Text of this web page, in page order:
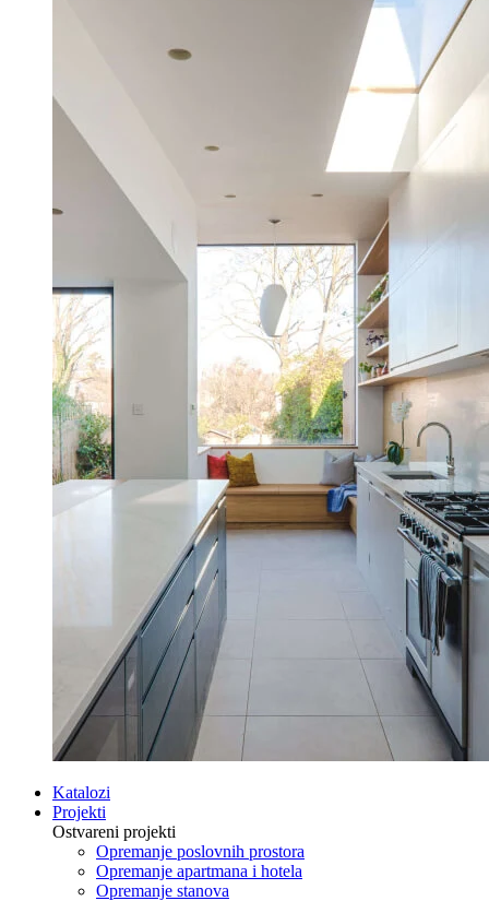
Katalozi
Projekti
Ostvareni projekti
Opremanje poslovnih prostora
Opremanje apartmana i hotela
Opremanje stanova